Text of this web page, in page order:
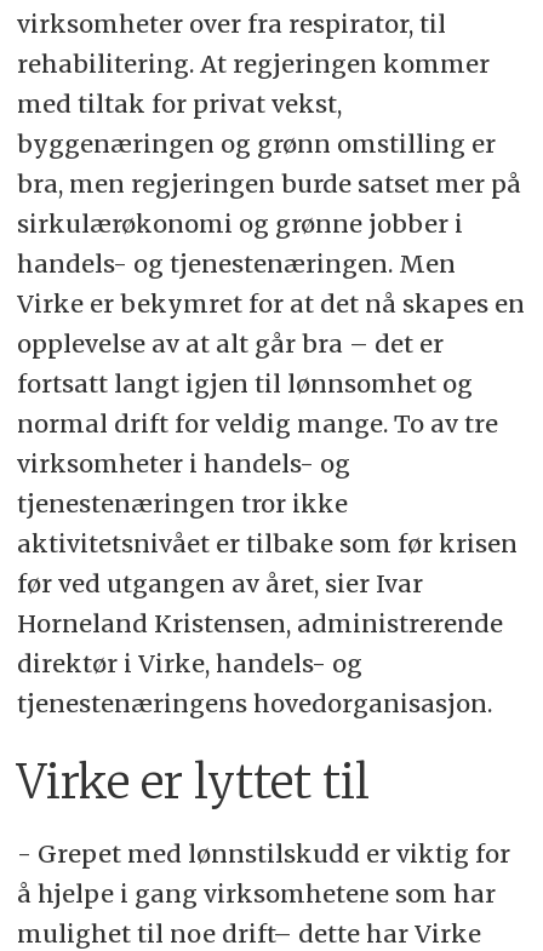
virksomheter over fra respirator, til
rehabilitering. At regjeringen kommer
med tiltak for privat vekst,
byggenæringen og grønn omstilling er
bra, men regjeringen burde satset mer på
sirkulærøkonomi og grønne jobber i
handels- og tjenestenæringen. Men
Virke er bekymret for at det nå skapes en
opplevelse av at alt går bra – det er
fortsatt langt igjen til lønnsomhet og
normal drift for veldig mange. To av tre
virksomheter i handels- og
tjenestenæringen tror ikke
aktivitetsnivået er tilbake som før krisen
før ved utgangen av året, sier Ivar
Horneland Kristensen, administrerende
direktør i Virke, handels- og
tjenestenæringens hovedorganisasjon.
Virke er lyttet til
- Grepet med lønnstilskudd er viktig for
å hjelpe i gang virksomhetene som har
mulighet til noe drift– dette har Virke